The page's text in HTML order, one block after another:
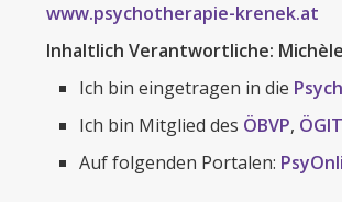
www.psychotherapie-krenek.at
Inhaltlich Verantwortliche:
Ich bin eingetragen in die
Ich bin Mitglied des ÖBVP, ÖGIT
Auf folgenden Portalen: